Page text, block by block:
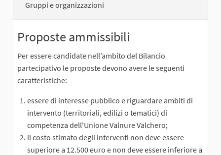
Gruppi e organizzazioni
Proposte ammissibili
Per essere candidate nell’ambito del Bilancio
partecipativo le proposte devono avere le seguenti
caratteristiche:
essere di interesse pubblico e riguardare ambiti di
intervento (territoriali, edilizi o tematici) di
competenza dell'Unione Valnure Valchero;
il costo stimato degli interventi non deve essere
superiore a 12.500 euro e non deve essere inferiore a